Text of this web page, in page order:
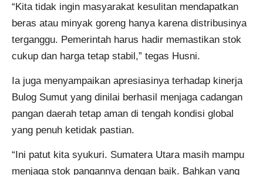
“Kita tidak ingin masyarakat kesulitan mendapatkan
beras atau minyak goreng hanya karena distribusinya
terganggu. Pemerintah harus hadir memastikan stok
cukup dan harga tetap stabil,” tegas Husni.
Ia juga menyampaikan apresiasinya terhadap kinerja
Bulog Sumut yang dinilai berhasil menjaga cadangan
pangan daerah tetap aman di tengah kondisi global
yang penuh ketidak pastian.
“Ini patut kita syukuri. Sumatera Utara masih mampu
menjaga stok pangannya dengan baik. Bahkan yang